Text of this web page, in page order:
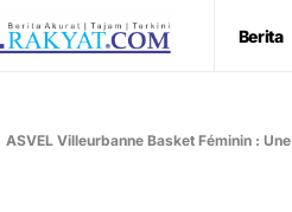
Berita
ASVEL Villeurbanne Basket Féminin :